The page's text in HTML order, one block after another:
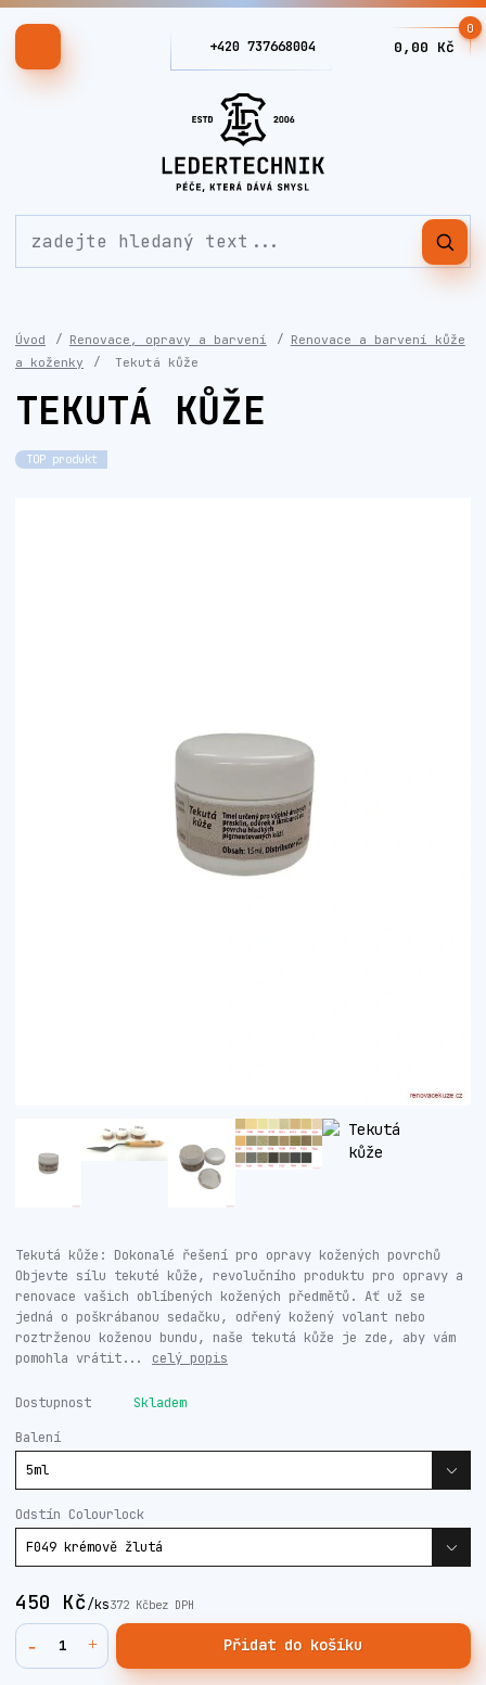
+420 737668004
0
0,00 Kč
Úvod Renovace, opravy a barvení
Renovace a barvení kůže
a koženky
Tekutá kůže
TEKUTÁ KŮŽE
TOP produkt
Tekutá kůže: Dokonalé řešení pro opravy kožených povrchů
Objevte sílu tekuté kůže, revolučního produktu pro opravy a
renovace vašich oblíbených kožených předmětů. Ať už se
jedná o poškrábanou sedačku, odřený kožený volant nebo
roztrženou koženou bundu, naše tekutá kůže je zde, aby vám
pomohla vrátit... celý popis
Dostupnost Skladem
Balení
Odstín Colourlock
450 Kč/ks372 Kčbez DPH
Přidat do košíku